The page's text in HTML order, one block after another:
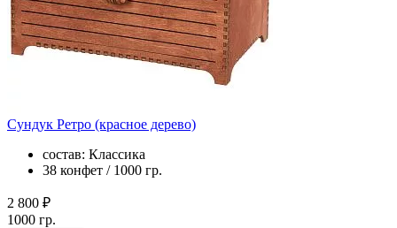
Сундук Ретро (красное дерево)
состав: Классика
38 конфет / 1000 гр.
2 800 ₽
1000 гр.